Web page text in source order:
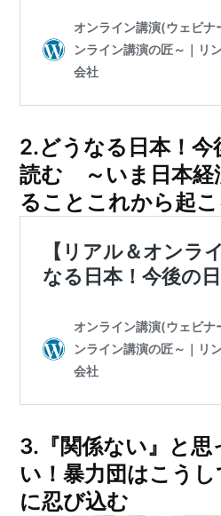
2.どうなる日本！今
読む ～いま日本経
ることこれから起
3.『関係ない』と思
い！暴力団はこう
に忍び込む